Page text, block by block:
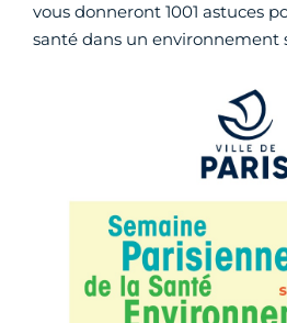
vous donneront 1001 astuces
santé dans un environnement